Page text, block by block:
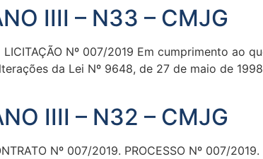
IIII – N33 – CMJG
LICITAÇÃO Nº 007/2019 Em cumprimento ao
da Lei Nº 9648, de 27 de maio de
IIII – N32 – CMJG
Nº 007/2019. PROCESSO Nº 007/